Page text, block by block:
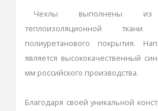
Чехлы выполнены из
теплоизоляционной
полиуретанового покрытия.
является высококачественный
мм российского производства.
Благодаря своей уникальной